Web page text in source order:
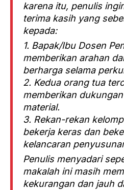
karena itu, penulis
terima kasih yang
kepada:
1. Bapak/Ibu Dosen
memberikan arahan
berharga selama
2. Kedua orang tua
memberikan
material.
3. Rekan-rekan
bekerja keras dan
kelancaran
Penulis menyadari
makalah ini masih
kekurangan dan jauh